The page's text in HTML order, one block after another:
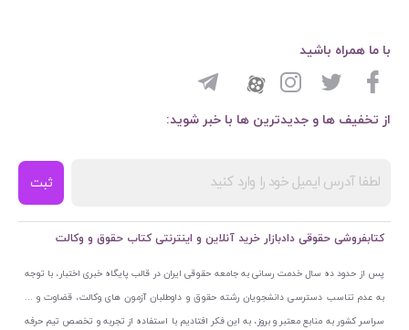
از تخفیف ها و جدیدترین ها با خبر شوید:
ثبت
با ما همراه باشید
کتابفروشی حقوقی دادبازار خرید آنلاین و اینترنتی کتاب حقوق و وکالت
پس از حدود ده سال خدمت رسانی به جامعه حقوقی ایران در قالب پایگاه خبری اختبار، با توجه
به عدم تناسب دسترسی دانشجویان رشته حقوق و داوطلبان آزمون های وکالت، قضاوت و ...
سراسر کشور به منابع معتبر و بروز، به این فکر افتادیم با استفاده از تجربه و تخصص تیم حرفه